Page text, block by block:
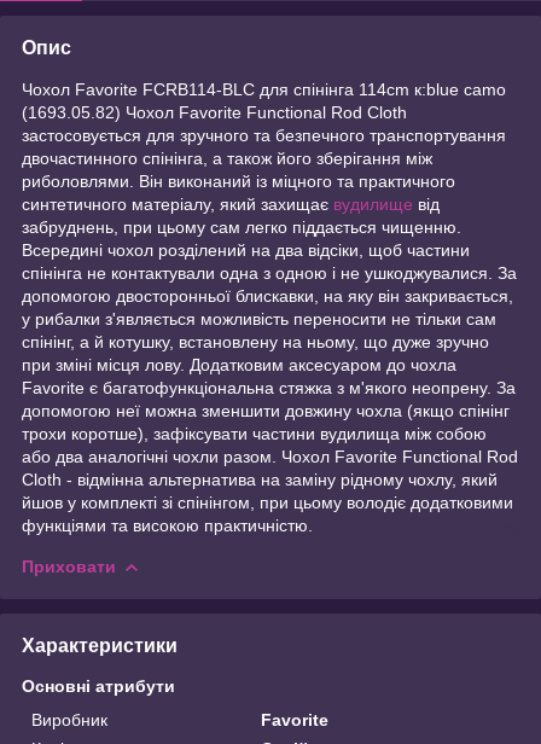
Опис
Чохол Favorite FCRB114-BLC для спінінга 114cm к:blue camo
(1693.05.82) Чохол Favorite Functional Rod Cloth
застосовується для зручного та безпечного транспортування
двочастинного спінінга, а також його зберігання між
риболовлями. Він виконаний із міцного та практичного
синтетичного матеріалу, який захищає вудилище від
забруднень, при цьому сам легко піддається чищенню.
Всередині чохол розділений на два відсіки, щоб частини
спінінга не контактували одна з одною і не ушкоджувалися. За
допомогою двосторонньої блискавки, на яку він закривається,
у рибалки з'являється можливість переносити не тільки сам
спінінг, а й котушку, встановлену на ньому, що дуже зручно
при зміні місця лову. Додатковим аксесуаром до чохла
Favorite є багатофункціональна стяжка з м'якого неопрену. За
допомогою неї можна зменшити довжину чохла (якщо спінінг
трохи коротше), зафіксувати частини вудилища між собою
або два аналогічні чохли разом. Чохол Favorite Functional Rod
Cloth - відмінна альтернатива на заміну рідному чохлу, який
йшов у комплекті зі спінінгом, при цьому володіє додатковими
функціями та високою практичністю.
Приховати
Характеристики
Основні атрибути
Виробник
Favorite